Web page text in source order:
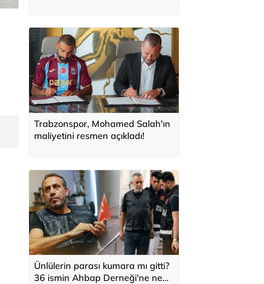
Trabzonspor, Mohamed Salah'ın
maliyetini resmen açıkladı!
Ünlülerin parası kumara mı gitti?
36 ismin Ahbap Derneği'ne ne